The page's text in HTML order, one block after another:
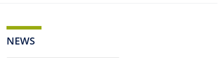
NEWS